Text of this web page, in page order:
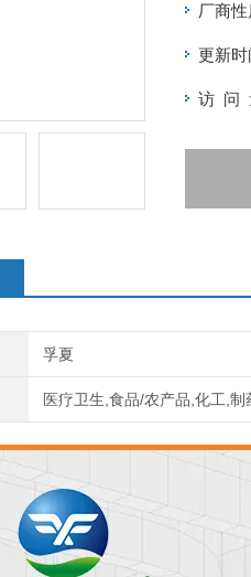
厂商性
更新时
访 问
孚夏
医疗卫生,食品/农产品,化工,制